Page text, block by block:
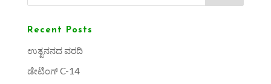
Recent Posts
ಉತ್ಖನನದ ವರದಿ
ಡೇಟಿಂಗ್ C-14